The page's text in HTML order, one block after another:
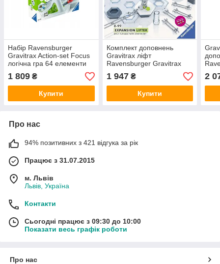
Набір Ravensburger
Gravitrax Action-set Focus
логічна гра 64 елементи
1 809 ₴
Купити
Комплект доповнень
Gravitrax ліфт
Ravensburger Gravitrax
1 947₴
Купити
2
Про нас
94% позитивних з 421 відгука за рік
Працює з 31.07.2015
м. Львів
Львів, Україна
Контакти
Сьогодні працює з 09:30 до 10:00
Показати весь графік роботи
Про нас